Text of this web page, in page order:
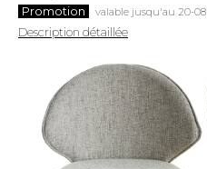
Promotion valable jusqu'au 20-08
Description détaillée